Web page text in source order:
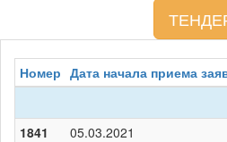
Номер Дата начала приема
1841 05.03.2021